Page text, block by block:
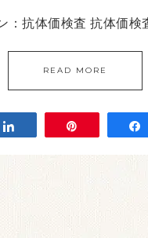
：抗体価検査 抗体価
READ MORE